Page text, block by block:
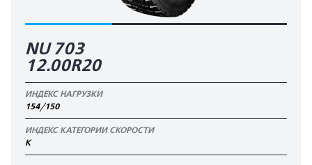
NU 703
12.00R20
ИНДЕКС НАГРУЗКИ
154/150
ИНДЕКС КАТЕГОРИИ СКОРОСТИ
K